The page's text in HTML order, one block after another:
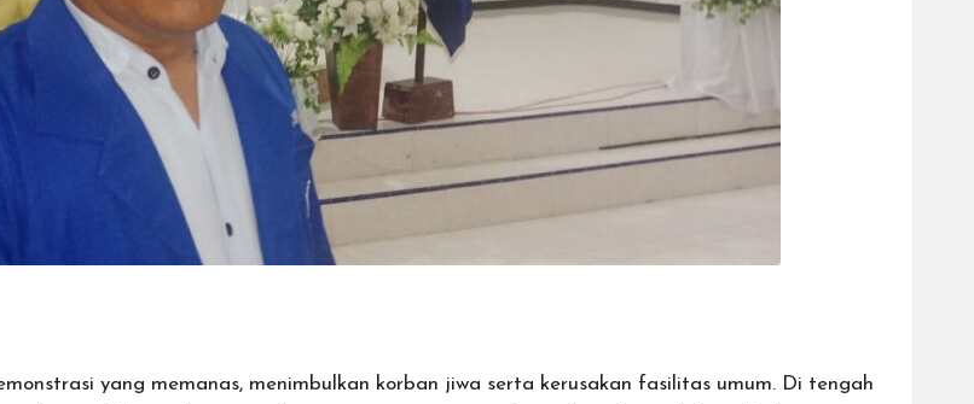
yang memanas, menimbulkan korban jiwa serta kerusakan fasilitas umum. Di tengah